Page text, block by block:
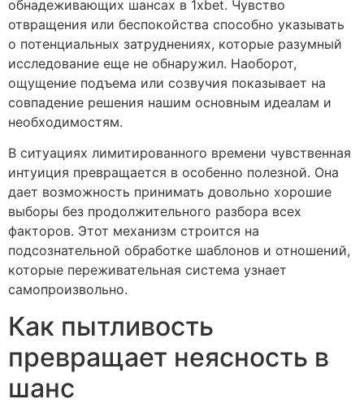
обнадеживающих шансах в 1xbet. Чувство
отвращения или беспокойства способно указывать
о потенциальных затруднениях, которые разумный
исследование еще не обнаружил. Наоборот,
ощущение подъема или созвучия показывает на
совпадение решения нашим основным идеалам и
необходимостям.
В ситуациях лимитированного времени чувственная
интуиция превращается в особенно полезной. Она
дает возможность принимать довольно хорошие
выборы без продолжительного разбора всех
факторов. Этот механизм строится на
подсознательной обработке шаблонов и отношений,
которые переживательная система узнает
самопроизвольно.
Как пытливость
превращает неясность в
шанс